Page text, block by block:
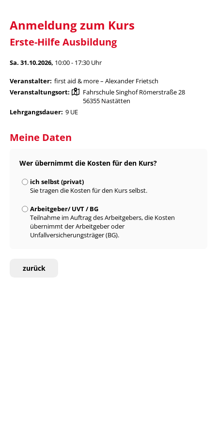
Anmeldung zum Kurs
Erste-Hilfe Ausbildung
Sa. 31.10.2026, 10:00 - 17:30 Uhr
Veranstalter: first aid & more – Alexander Frietsch
Veranstaltungsort:
Fahrschule Singhof Römerstraße 28
56355 Nastätten
Lehrgangsdauer: 9 UE
Meine Daten
Wer übernimmt die Kosten für den Kurs?
ich selbst (privat)
Sie tragen die Kosten für den Kurs selbst.
Arbeitgeber/ UVT / BG
Teilnahme im Auftrag des Arbeitgebers, die Kosten
übernimmt der Arbeitgeber oder
Unfallversicherungsträger (BG).
zurück